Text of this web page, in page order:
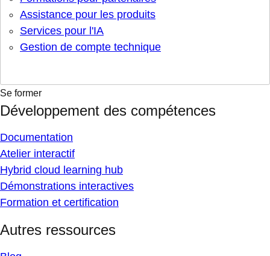
Assistance pour les produits
Services pour l'IA
Gestion de compte technique
Se former
Développement des compétences
Documentation
Atelier interactif
Hybrid cloud learning hub
Démonstrations interactives
Formation et certification
Autres ressources